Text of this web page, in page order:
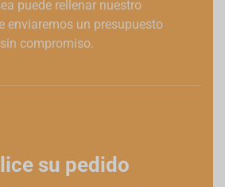
puede rellenar nuestro
enviaremos un presupuesto
sin compromiso.
su pedido